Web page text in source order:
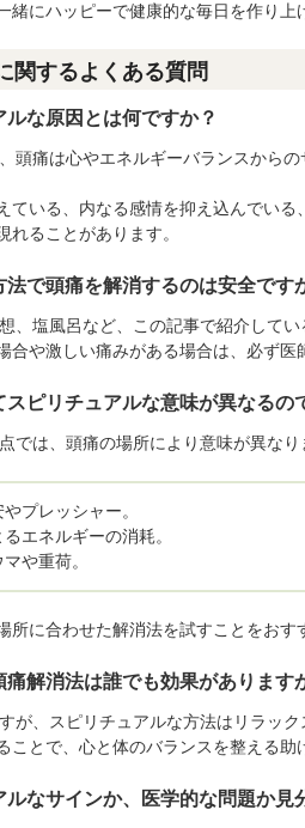
緒にハッピーで健康的な毎日を作り上
関するよくある質問
な原因とは何ですか？
頭痛は心やエネルギーバランスからの
ている、内なる感情を抑え込んでい
れることがあります。
で頭痛を解消するのは安全です
、塩風呂など、この記事で紹介して
合や激しい痛みがある場合は、必ず医
ピリチュアルな意味が異なるの
では、頭痛の場所により意味が異なり
プレッシャー。
エネルギーの消耗。
や重荷。
所に合わせた解消法を試すことをおす
解消法は誰でも効果があります
が、スピリチュアルな方法はリラッ
ことで、心と体のバランスを整える助
なサインか、医学的な問題か見